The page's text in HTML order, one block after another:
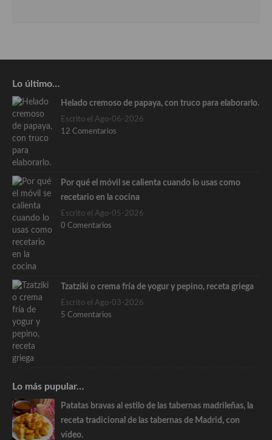
Lo último…
Helado cremoso de papaya, con truco para elaborarlo.
Escrito el Ago-06-2026
12 Comentarios
Por qué el móvil se calienta cuando lo usas como
recetario en la cocina
Escrito el Ago-05-2026
0 Comentarios
Tzatziki o crema fría de yogur y pepino, receta griega
Escrito el Ago-03-2026
5 Comentarios
Lo más pupular…
Patatas bravas al estilo de las tabernas madrileñas, la
receta tradicional de las tabernas de Madrid, con
vídeo.